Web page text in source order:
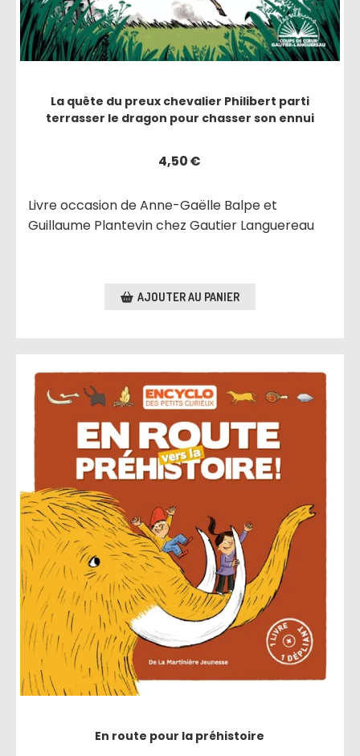
La quête du preux chevalier Philibert parti
terrasser le dragon pour chasser son ennui
4,50€
Livre occasion de Anne-Gaëlle Balpe et
Guillaume Plantevin chez Gautier Languereau
AJOUTER AU PANIER
En route pour la préhistoire